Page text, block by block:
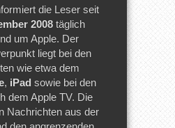
die Leser seit
2008 täglich
um Apple. Der
liegt bei den
wie etwa dem
, iPad sowie bei den
dem Apple TV. Die
Nachrichten aus der